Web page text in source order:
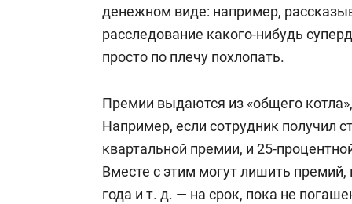
денежном виде: например,
расследование какого-нибудь
просто по плечу похлопать.
Премии выдаются из «общего
Например, если сотрудник получил
квартальной премии, и 25-
Вместе с этим могут лишить
года и т. д. — на срок, пока не